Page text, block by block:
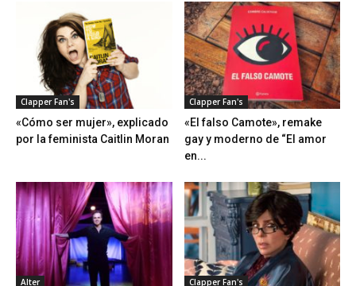
Clapper Fan's
«Cómo ser mujer», explicado
por la feminista Caitlin Moran
Clapper Fan's
«El falso Camote», remake
gay y moderno de “El amor
en...
Alter Clapper Fan's